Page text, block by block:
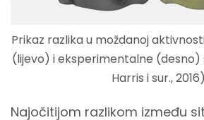
Prikaz razlika u moždanoj
(lijevo) i eksperimentalne
Harris i sur., 2016)
Najočitijom razlikom između